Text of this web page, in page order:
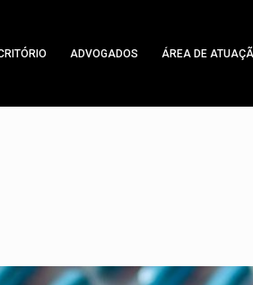
ADVOGADOS ÁREA DE